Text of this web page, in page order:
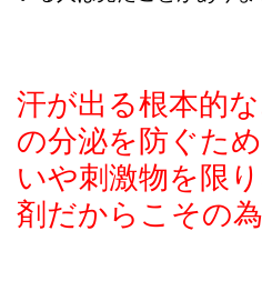
汗が出る根本的
の分泌を防ぐた
いや刺激物を限
剤だからこその